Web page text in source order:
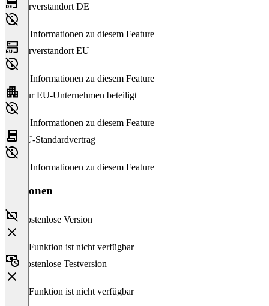
Serverstandort DE
Keine Informationen zu diesem Feature
Serverstandort EU
Keine Informationen zu diesem Feature
Nur EU-Unternehmen beteiligt
Keine Informationen zu diesem Feature
EU-Standardvertrag
Keine Informationen zu diesem Feature
Versionen
Kostenlose Version
Diese Funktion ist nicht verfügbar
Kostenlose Testversion
Diese Funktion ist nicht verfügbar